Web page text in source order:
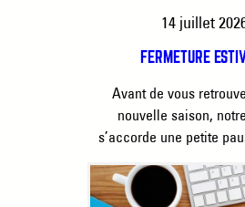
14 juillet
FERMETURE
Avant de vous
nouvelle saison,
s’accorde une petite